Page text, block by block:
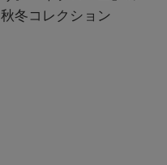
秋冬コレクション